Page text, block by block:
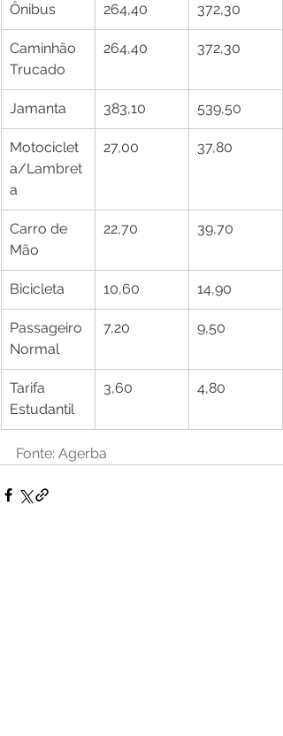
Ônibus 264,40 372,30
Caminhão
Trucado
264,40 372,30
Jamanta 383,10 539,50
Motociclet
a/Lambret
a
27,00 37,80
Carro de
Mão
22,70 39,70
Bicicleta 10,60 14,90
Passageiro
Normal
7,20 9,50
Tarifa
Estudantil
3,60 4,80
Fonte: Agerba